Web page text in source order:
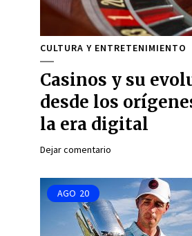
CULTURA Y ENTRETENIMIENTO
Casinos y su
desde los
la era digital
Dejar comentario
AGO 20